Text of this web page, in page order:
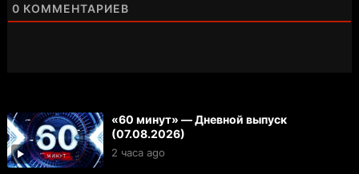
0 КОММЕНТАРИЕВ
«60 минут» — Дневной выпуск
(07.08.2026)
2 часа ago